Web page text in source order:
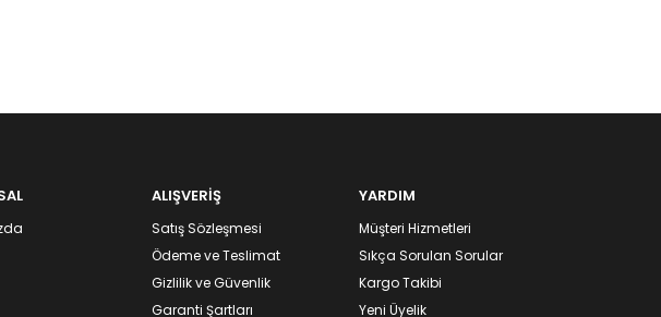
ALIŞVERİŞ
Satış Sözleşmesi
Ödeme ve Teslimat
Gizlilik ve Güvenlik
Garanti Şartları
YARDIM
Müşteri Hizmetleri
Sıkça Sorulan Sorular
Kargo Takibi
Yeni Üyelik